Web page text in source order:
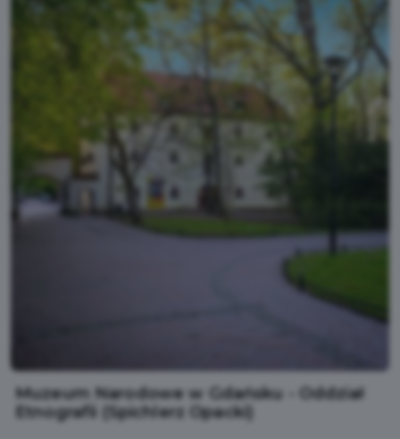
Muzeum Narodowe w Gdańsku - Oddział
Etnografii (Spichlerz Opacki)